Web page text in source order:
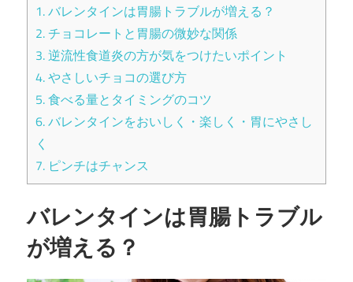
お
つ
か
内
科・
消
化
1.バレンタインは胃腸トラブルが増える？
2.チョコレートと胃腸の微妙な関係
3.逆流性食道炎の方が気をつけたいポイント
4.やさしいチョコの選び方
5.食べる量とタイミングのコツ
6.バレンタインをおいしく・楽しく・胃にやさし
く
7. ピンチはチャンス
バレンタインは胃腸トラブル
が増える？